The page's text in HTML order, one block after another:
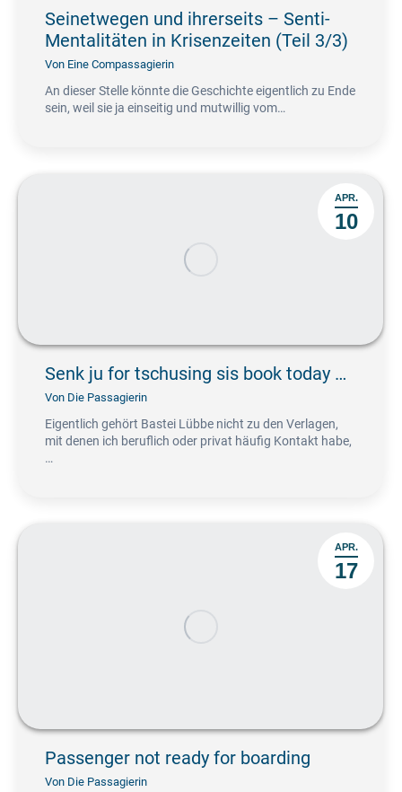
Seinetwegen und ihrerseits – Senti-
Mentalitäten in Krisenzeiten (Teil 3/3)
Von Eine Compassagierin
An dieser Stelle könnte die Geschichte eigentlich zu Ende
sein, weil sie ja einseitig und mutwillig vom…
APR.
10
Senk ju for tschusing sis book today …
Von Die Passagierin
Eigentlich gehört Bastei Lübbe nicht zu den Verlagen,
mit denen ich beruflich oder privat häufig Kontakt habe,
…
APR.
17
Passenger not ready for boarding
Von Die Passagierin